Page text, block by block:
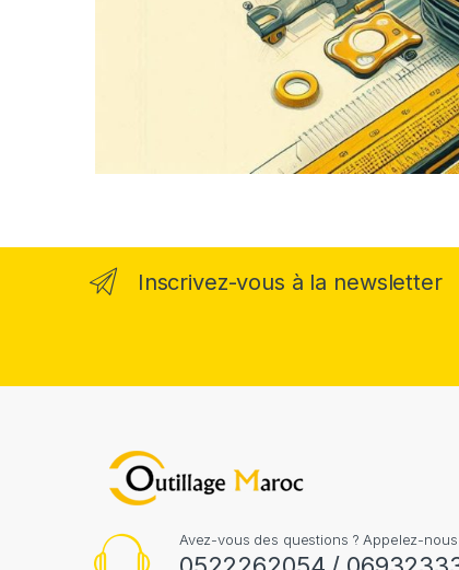
Inscrivez-vous à la newsletter
Avez-vous des questions ? Appelez-nous